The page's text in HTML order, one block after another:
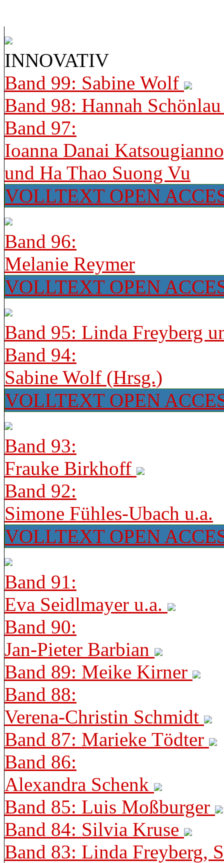
INNOVATIV
Band 99: Sabine Wolf
Band 98: Hannah
Band 97:
Ioanna Danai
und Ha Thao Suong Vu
VOLLTEXT OPEN
Band 96:
Melanie Reymer
VOLLTEXT OPEN
Band 95: Linda Freyberg
Band 94:
Sabine Wolf (Hrsg.)
VOLLTEXT OPEN
Band 93:
Frauke Birkhoff
Band 92:
Simone Fühles-Ubach u.a.
VOLLTEXT OPEN
Band 91:
Eva Seidlmayer u.a.
Band 90:
Jan-Pieter Barbian
Band 89: Meike Kirner
Band 88:
Verena-Christin Schmidt
Band 87: Marieke Tödter
Band 86:
Alexandra Schenk
Band 85: Luis Moßburger
Band 84: Silvia Kruse
Band 83: Linda Freyberg,